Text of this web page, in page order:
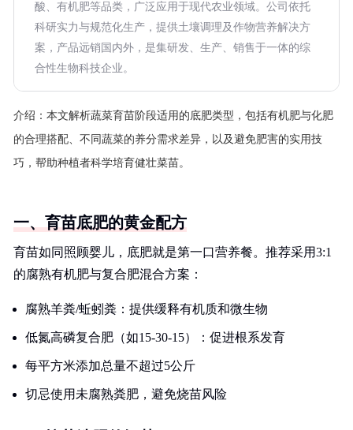
酸、有机肥等品类，广泛应用于现代农业领域。公司依托
科研实力与规范化生产，提供土壤调理及作物营养解决方
案，产品远销国内外，是集研发、生产、销售于一体的综
合性生物科技企业。
介绍： 本文解析蔬菜育苗阶段适用的底肥类型，包括有机肥与化肥
的合理搭配、不同蔬菜的养分需求差异，以及避免肥害的实用技
巧，帮助种植者科学培育健壮菜苗。
一、育苗底肥的黄金配方
育苗如同照顾婴儿，底肥就是第一口营养餐。推荐采用3:1
的腐熟有机肥与复合肥混合方案：
腐熟羊粪/蚯蚓粪：提供缓释有机质和微生物
低氮高磷复合肥（如15-30-15）：促进根系发育
每平方米添加总量不超过5公斤
切忌使用未腐熟粪肥，避免烧苗风险